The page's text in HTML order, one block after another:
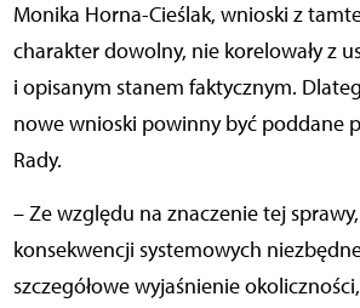
Monika Horna-Cieślak, wnioski z
charakter dowolny, nie korelowały z
i opisanym stanem faktycznym.
nowe wnioski powinny być poddane
Rady.
– Ze względu na znaczenie tej
konsekwencji systemowych
szczegółowe wyjaśnienie